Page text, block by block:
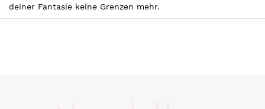
deiner Fantasie keine Grenzen mehr.